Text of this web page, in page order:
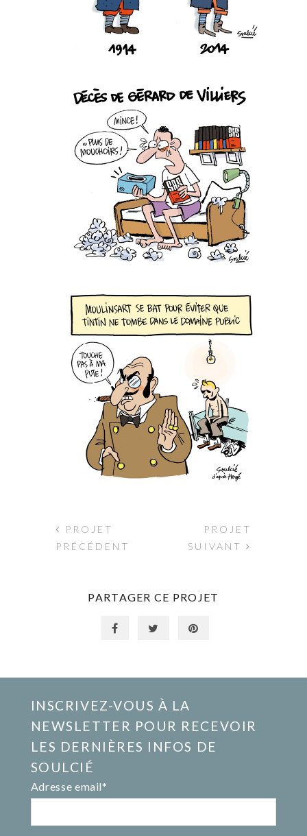
PROJET
PRÉCÉDENT
PROJET
SUIVANT
PARTAGER CE PROJET
INSCRIVEZ-VOUS À LA
NEWSLETTER POUR RECEVOIR
LES DERNIÈRES INFOS DE
SOULCIÉ
Adresse email*